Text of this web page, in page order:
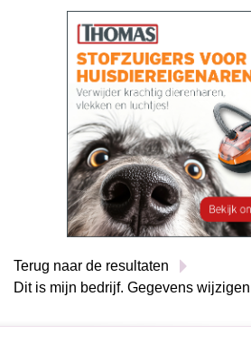
Terug naar de resultaten
Dit is mijn bedrijf. Gegevens wijzigen